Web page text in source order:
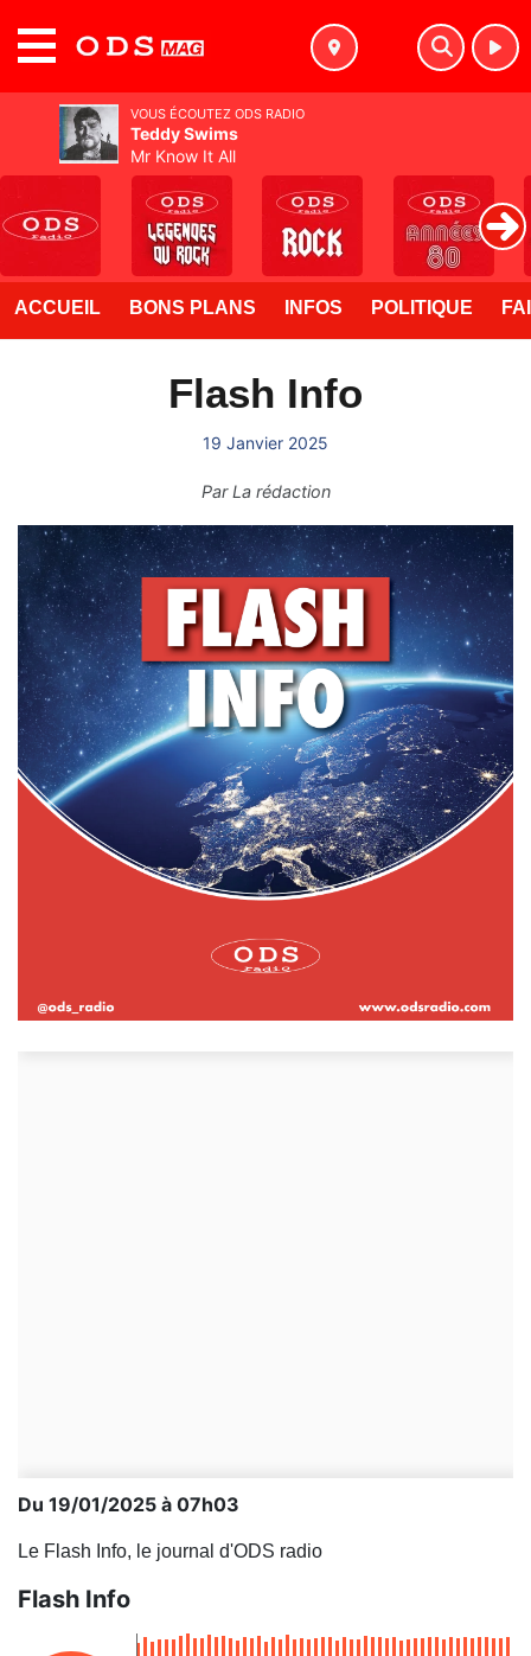
ACCUEIL BONS PLANS INFOS POLITIQUE
Flash Info
19 Janvier 2025
ParLa rédaction
Du 19/01/2025 à 07h03
Le Flash Info, le journal d'ODS radio
Flash Info
VOUS ÉCOUTEZ ODS RADIO
Teddy Swims
Mr Know It All